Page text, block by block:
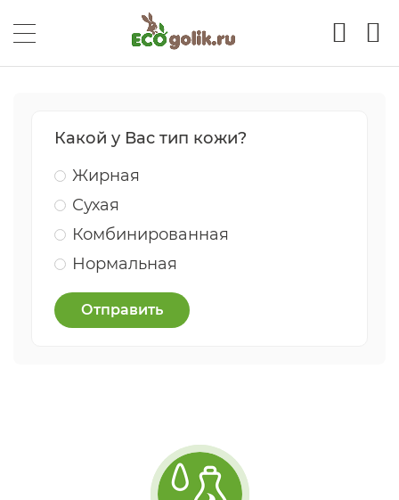
Какой у Вас тип кожи?
Жирная
Сухая
Комбинированная
Нормальная
Отправить